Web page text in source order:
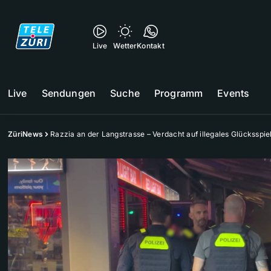
Live WetterKontakt
Live Sendungen Suche Programm Events
ZüriNews Razzia an der Langstrasse – Verdacht auf illegales